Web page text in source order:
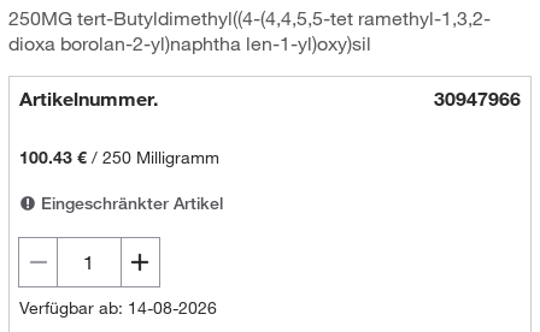
250MG tert-Butyldimethyl((4-(4,4,5,5-tet ramethyl-1,3,2-
dioxa borolan-2-yl)naphtha len-1-yl)oxy)sil
Artikelnummer. 30947966
100.43 €/ 250 Milligramm
Eingeschränkter Artikel
Verfügbar ab: 14-08-2026